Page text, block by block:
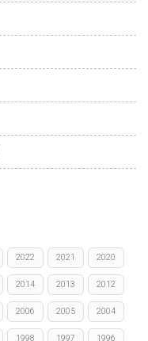
2022 2021 2020
2014 2013 2012
2006 2005 2004
1998 1997 1996